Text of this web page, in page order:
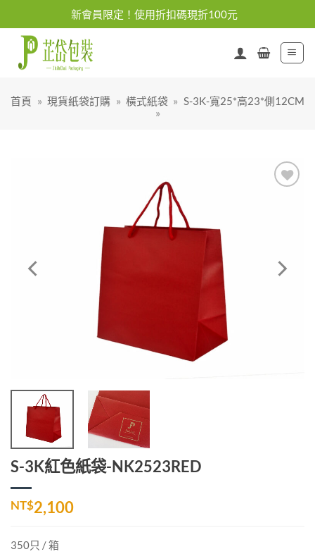
content
新會員限定！使用折扣碼現折100元
首頁 » 現貨紙袋訂購 » 橫式紙袋 » S-3K-寬25*高23*側12CM
»
S-3K紅色紙袋-NK2523RED
NT$2,100
350只 / 箱